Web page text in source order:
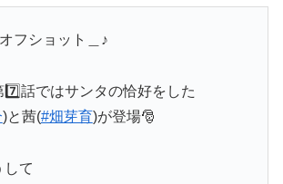
フショット＿♪
話ではサンタの恰好をした
)と茜(#畑芽育)が登場🎅
して